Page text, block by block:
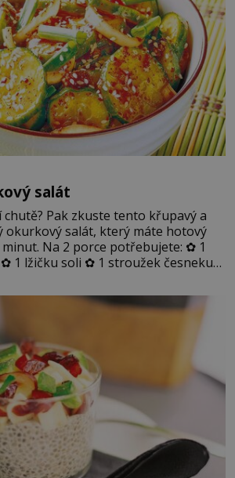
salát
Pak zkuste tento křupavý a
okurkový salát, který máte hotový
Na 2 porce potřebujete: ✿ 1
1 lžičku soli ✿ 1 stroužek česneku
1 lžičku chilli ✿ 1 lžičku cukru ✿ 1
sezamových semínek